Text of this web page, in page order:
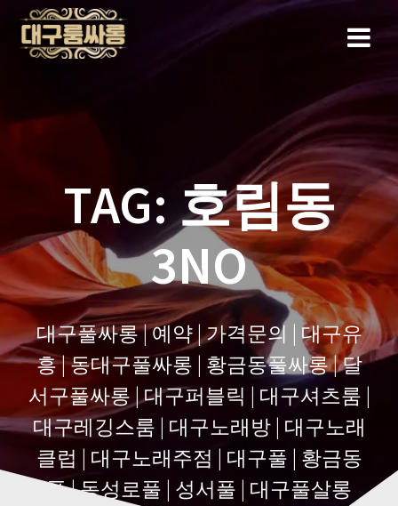
TAG:호림동
3NO
대구풀싸롱 | 예약 | 가격문의 | 대구유
흥 | 동대구풀싸롱 | 황금동풀싸롱 | 달
서구풀싸롱 | 대구퍼블릭 | 대구셔츠룸 |
대구레깅스룸 | 대구노래방 | 대구노래
클럽 | 대구노래주점 | 대구풀 | 황금동
풀 | 동성로풀 | 성서풀 | 대구풀살롱